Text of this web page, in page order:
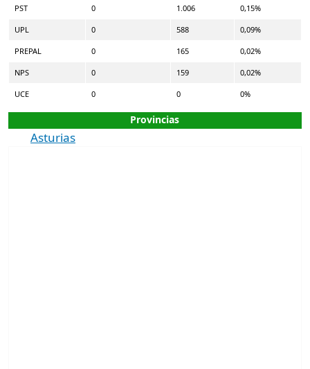
PST 0 1.006 0,15%
UPL 0 588 0,09%
PREPAL 0 165 0,02%
NPS 0 159 0,02%
UCE 0 0 0%
Provincias
Asturias